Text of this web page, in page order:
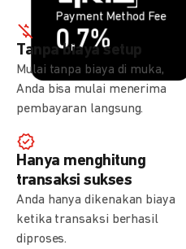
Payment Method Fee
0,7%
Payment Method Fee
1,5%
Tanpa biaya setup
Mulai tanpa biaya di muka,
Anda bisa mulai menerima
pembayaran langsung.
Hanya menghitung
transaksi sukses
Anda hanya dikenakan biaya
ketika transaksi berhasil
diproses.